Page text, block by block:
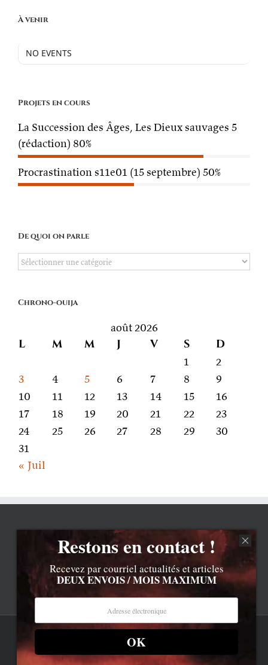
À venir
NO EVENTS
Projets en cours
La Succession des Âges, Les Dieux sauvages 5
(rédaction) 80%
Procrastination s11e01 (15 septembre) 50%
De quoi on parle
De
parle
Chrono-ouija
août 2026
L M M J V S D
1
2
3
4 5 6 7 8
9
10
11 12 13 14 15
16
17
18 19 20 21 22
23
24
25 26 27 28 29
30
31
« Juil
Contenu © Lionel Davoust sauf exceptions précisées.
Cliquez ici pour lire les mentions légales barbantes
LD.com 8.a. Attention, vous êtes arrivé en bas de la page,
Restons en contact !
Recevez par courriel actualités et articles
DEUX ENVOIS / MOIS MAXIMUM
OK